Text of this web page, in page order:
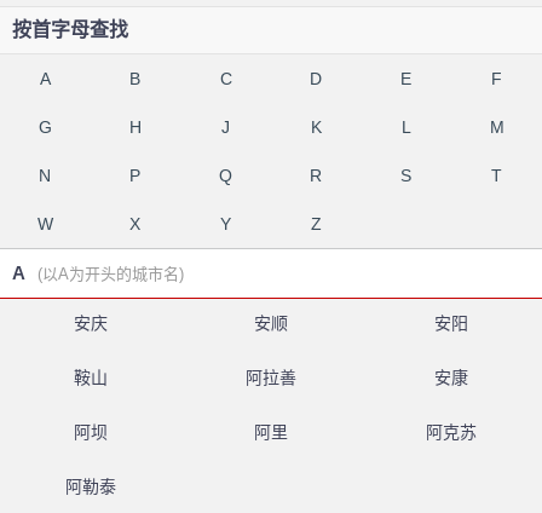
按首字母查找
A B C D E F
G H J K L M
N P Q R S T
W X Y Z
A (以A为开头的城市名)
安庆 安顺 安阳
鞍山 阿拉善 安康
阿坝 阿里 阿克苏
阿勒泰